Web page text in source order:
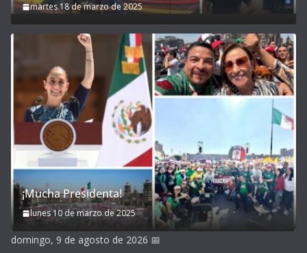
martes 18 de marzo de 2025
¡Mucha Presidenta!
lunes 10 de marzo de 2025
domingo, 9 de agosto de 2026 📅